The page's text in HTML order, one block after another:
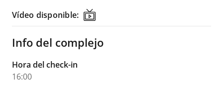
Vídeo disponible: Vídeo disponible:
Info del complejo
Hora del check-in
16:00